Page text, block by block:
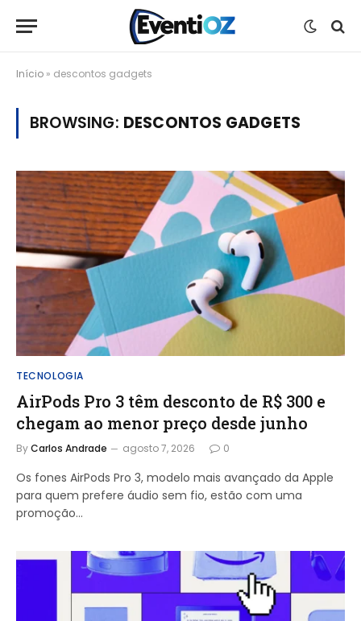
Início » descontos gadgets
BROWSING: DESCONTOS GADGETS
TECNOLOGIA
AirPods Pro 3 têm desconto de R$ 300 e
chegam ao menor preço desde junho
ByCarlos Andrade agosto 7, 2026 0
Os fones AirPods Pro 3, modelo mais avançado da Apple
para quem prefere áudio sem fio, estão com uma
promoção…